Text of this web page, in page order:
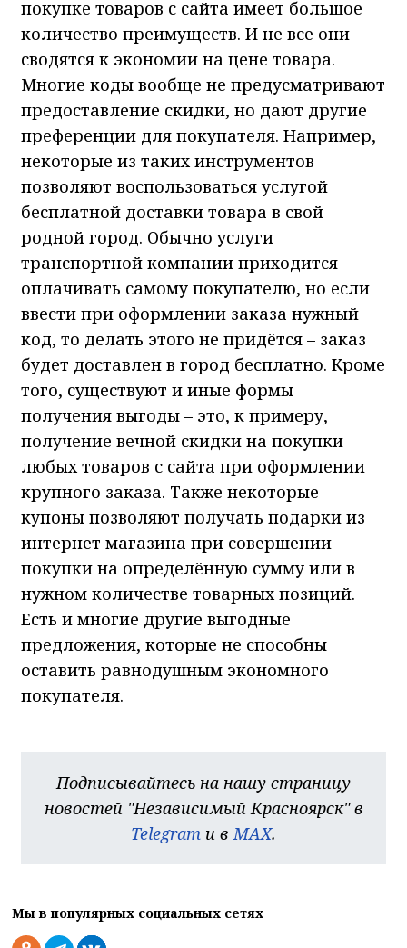
покупке товаров с сайта имеет большое
количество преимуществ. И не все они
сводятся к экономии на цене товара.
Многие коды вообще не предусматривают
предоставление скидки, но дают другие
преференции для покупателя. Например,
некоторые из таких инструментов
позволяют воспользоваться услугой
бесплатной доставки товара в свой
родной город. Обычно услуги
транспортной компании приходится
оплачивать самому покупателю, но если
ввести при оформлении заказа нужный
код, то делать этого не придётся – заказ
будет доставлен в город бесплатно. Кроме
того, существуют и иные формы
получения выгоды – это, к примеру,
получение вечной скидки на покупки
любых товаров с сайта при оформлении
крупного заказа. Также некоторые
купоны позволяют получать подарки из
интернет магазина при совершении
покупки на определённую сумму или в
нужном количестве товарных позиций.
Есть и многие другие выгодные
предложения, которые не способны
оставить равнодушным экономного
покупателя.
Подписывайтесь на нашу страницу
новостей "Независимый Красноярск" в
Telegram и в MAX.
Мы в популярных социальных сетях